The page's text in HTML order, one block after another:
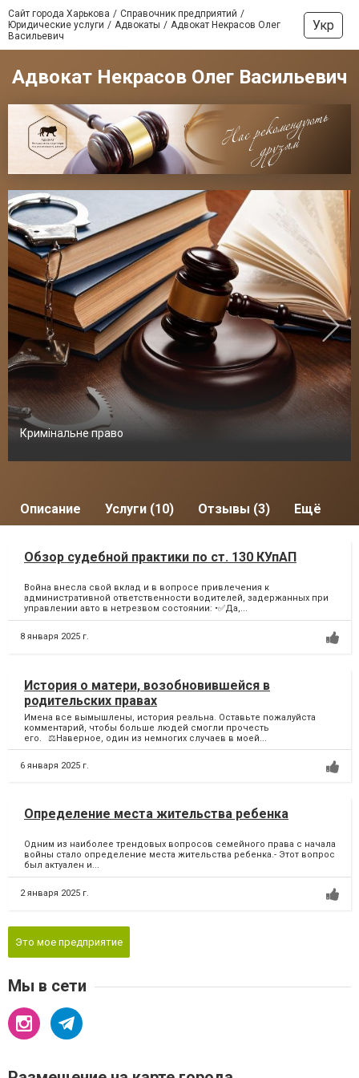
Сайт города Харькова
Справочник предприятий
Юридические услуги
Адвокаты
Адвокат Некрасов Олег
Васильевич
Укр
Адвокат Некрасов Олег Васильевич
Кримінальне право
Описание Услуги (10) Отзывы (3) Ещё
Обзор судебной практики по ст. 130 КУпАП
Война внесла свой вклад и в вопросе привлечения к
административной ответственности водителей, задержанных при
управлении авто в нетрезвом состоянии: •✅Да,...
8 января 2025 г.
История о матери, возобновившейся в
родительских правах
Имена все вымышлены, история реальна. Оставьте пожалуйста
комментарий, чтобы больше людей смогли прочесть
его.⠀⚖️Наверное, один из немногих случаев в моей...
6 января 2025 г.
Определение места жительства ребенка
Одним из наиболее трендовых вопросов семейного права с начала
войны стало определение места жительства ребенка.- Этот вопрос
был актуален и...
2 января 2025 г.
Это мое предприятие
Мы в сети